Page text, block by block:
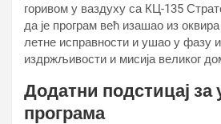
горивом у ваздуху са КЦ-135
да је програм већ изашао из
летне исправности и ушао у фазу
издржљивости и мисија великог
Додатни подстицај за
програма